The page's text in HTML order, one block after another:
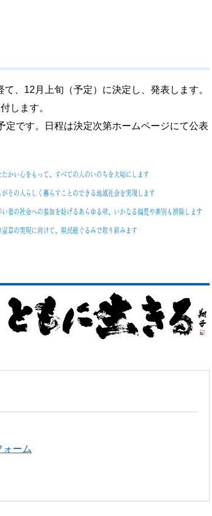
、12月上旬（予定）に決定し、発表します。
します。
です。日程は決定次第ホームページにて公表
ーム